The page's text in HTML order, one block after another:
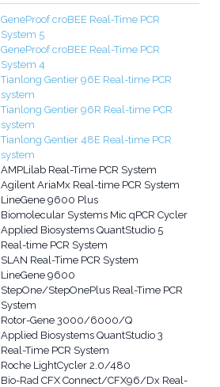
GeneProof croBEE Real-Time PCR
System 5
GeneProof croBEE Real-Time PCR
System 4
Tianlong Gentier 96E Real-time PCR
system
Tianlong Gentier 96R Real-time PCR
system
Tianlong Gentier 48E Real-time PCR
system
AMPLilab Real-Time PCR System
Agilent AriaMx Real-time PCR System
LineGene 9600 Plus
Biomolecular Systems Mic qPCR Cycler
Applied Biosystems QuantStudio 5
Real-time PCR System
SLAN Real-Time PCR System
LineGene 9600
StepOne/StepOnePlus Real-Time PCR
System
Rotor-Gene 3000/6000/Q
Applied Biosystems QuantStudio 3
Real-Time PCR System
Roche LightCycler 2.0/480
Bio-Rad CFX Connect/CFX96/Dx Real-